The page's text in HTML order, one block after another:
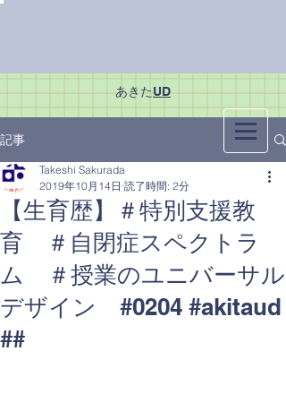
あきたUD
記事
【生育歴】＃特別支援教
育 ＃自閉症スペクトラ
ム ＃授業のユニバーサル
デザイン #0204 #akitaud
##
Takeshi Sakurada
2019年10月14日 読了時間: 2分